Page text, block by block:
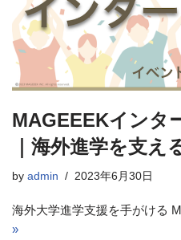
MAGEEEKインタ
｜海外進学を支え
by admin 2023年6月30日
海外大学進学支援を手がける
»